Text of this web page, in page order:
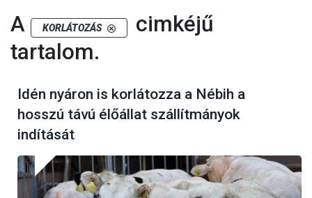
A KORLÁTOZÁS
cimkéjű
tartalom.
Idén nyáron is korlátozza a Nébih a
hosszú távú élőállat szállítmányok
indítását